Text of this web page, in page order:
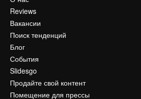
Reviews
Вакансии
Поиск тенденций
Блог
События
Slidesgo
Продайте свой контент
Помещение для прессы